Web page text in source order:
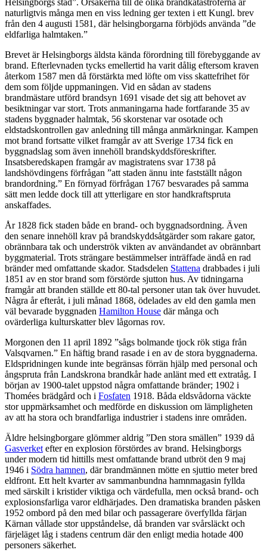
naturligtvis många men en viss ledning ger texten i ett Kungl. brev
från den 4 augusti 1581, där helsingborgarna förbjöds använda ”de
eldfarliga halmtaken.”
Brevet är Helsingborgs äldsta kända förordning till förebyggande av
brand. Efterlevnaden tycks emellertid ha varit dålig eftersom kraven
återkom 1587 men då förstärkta med löfte om viss skattefrihet för
dem som följde uppmaningen. Vid en sådan av stadens
brandmästare utförd brandsyn 1691 visade det sig att behovet av
besiktningar var stort. Trots anmaningarna hade fortfarande 35 av
stadens byggnader halmtak, 56 skorstenar var osotade och
eldstadskontrollen gav anledning till många anmärkningar. Kampen
mot brand fortsatte vilket framgår av att Sverige 1734 fick en
byggnadslag som även innehöll brandskyddsföreskrifter.
Insatsberedskapen framgår av magistratens svar 1738 på
landshövdingens förfrågan ”att staden ännu inte fastställt någon
brandordning.” En förnyad förfrågan 1767 besvarades på samma
sätt men ledde dock till att ytterligare en stor handkraftspruta
anskaffades.
År 1828 fick staden både en brand- och byggnadsordning. Även
den senare innehöll krav på brandskyddsåtgärder som rakare gator,
obrännbara tak och underströk vikten av användandet av obrännbart
byggmaterial. Trots strängare bestämmelser inträffade ändå en rad
bränder med omfattande skador. Stadsdelen Stattena drabbades i juli
1851 av en stor brand som förstörde sjutton hus. Av tidningarna
framgår att branden ställde ett 80-tal personer utan tak över huvudet.
Några år efteråt, i juli månad 1868, ödelades av eld den gamla men
väl bevarade byggnaden Hamilton House där många och
ovärderliga kulturskatter blev lågornas rov.
Morgonen den 11 april 1892 ”sågs bolmande tjock rök stiga från
Valsqvarnen.” En häftig brand rasade i en av de stora byggnaderna.
Eldspridningen kunde inte begränsas förrän hjälp med personal och
ångspruta från Landskrona brandkår hade anlänt med ett extratåg. I
början av 1900-talet uppstod några omfattande bränder; 1902 i
Thomées brädgård och i Fosfaten 1918. Båda eldsvådorna väckte
stor uppmärksamhet och medförde en diskussion om lämpligheten
av att ha stora och brandfarliga industrier i stadens inre områden.
Äldre helsingborgare glömmer aldrig ”Den stora smällen” 1939 då
Gasverket efter en explosion förstördes av brand. Helsingborgs
under modern tid hittills mest omfattande brand utbröt den 9 maj
1946 i Södra hamnen, där brandmännen mötte en sjuttio meter bred
eldfront. Ett helt kvarter av sammanbundna hamnmagasin fyllda
med särskilt i kristider viktiga och värdefulla, men också brand- och
explosionsfarliga varor eldhärjades. Den dramatiska branden påsken
1952 ombord på den med bilar och passagerare överfyllda färjan
Kärnan vållade stor uppståndelse, då branden var svårsläckt och
färjeläget låg i stadens centrum där den enligt media hotade 400
personers säkerhet.